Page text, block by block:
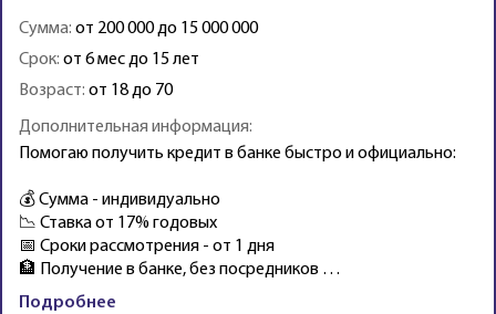
Сумма: от 200 000 до 15 000 000
Срок: от 6 мес до 15 лет
Возраст: от 18 до 70
Дополнительная информация:
Помогаю получить кредит в банке быстро и официально:
💰 Сумма - индивидуально
📉 Ставка от 17% годовых
📅 Сроки рассмотрения - от 1 дня
🏦 Получение в банке, без посредников …
Подробнее